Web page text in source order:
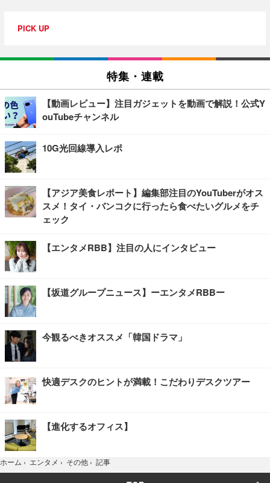
PICK UP
特集・連載
【動画レビュー】注目ガジェットを動画で解説！公式Y
ouTubeチャンネル
10G光回線導入レポ
【アジア美食レポート】編集部注目のYouTuberがオス
スメ！タイ・バンコクに行ったら食べたいグルメをチ
ェック
【エンタメRBB】注目の人にインタビュー
【坂道グループニュース】ーエンタメRBBー
今観るべきオススメ「韓国ドラマ」
快適デスクのヒントが満載！こだわりデスクツアー
【進化するオフィス】
ホーム › エンタメ › その他 › 記事